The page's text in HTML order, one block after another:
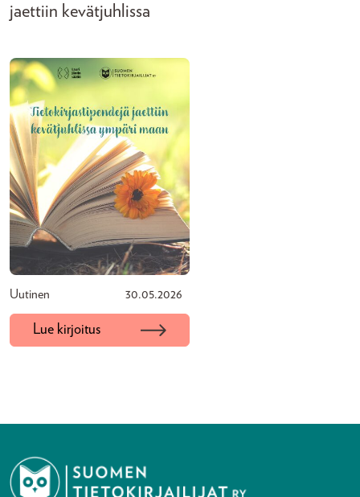
jaettiin kevätjuhlissa
Uutinen 30.05.2026
Lue kirjoitus